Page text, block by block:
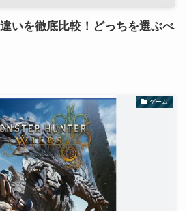
いを徹底比較！どっちを選ぶべ
ゲーム